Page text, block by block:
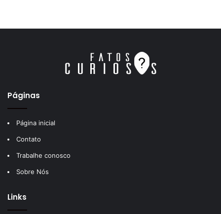
Páginas
Página inicial
Contato
Trabalhe conosco
Sobre Nós
Links